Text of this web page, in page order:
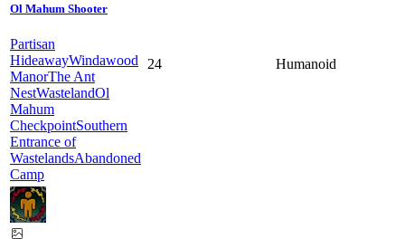
Ol Mahum Shooter
Partisan
HideawayWindawood
ManorThe Ant
NestWastelandOl
Mahum
CheckpointSouthern
Entrance of
WastelandsAbandoned
Camp
24 Humanoid